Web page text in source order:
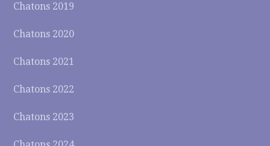
Chatons 2019
Chatons 2020
Chatons 2021
Chatons 2022
Chatons 2023